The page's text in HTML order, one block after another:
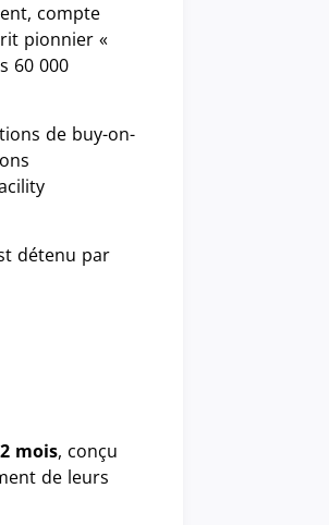
compte
pionnier «
60 000
de buy-on-
détenu par
mois, conçu
de leurs